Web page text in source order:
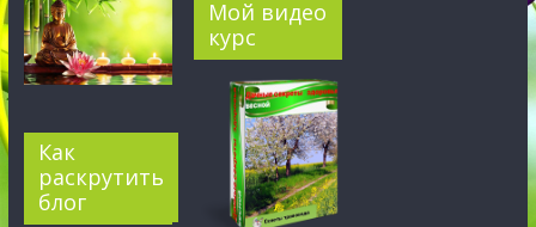
Как
раскрутить
блог
Мой видео
курс